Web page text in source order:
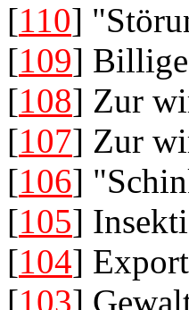
[110]
[109] Billige
[108] Zur
[107] Zur
[106]
[105]
[104]
[103]